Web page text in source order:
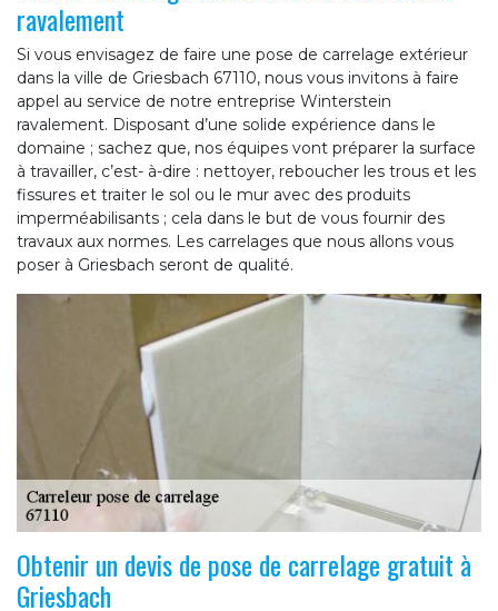
ravalement
Si vous envisagez de faire une pose de carrelage extérieur
dans la ville de Griesbach 67110, nous vous invitons à faire
appel au service de notre entreprise Winterstein
ravalement. Disposant d’une solide expérience dans le
domaine ; sachez que, nos équipes vont préparer la surface
à travailler, c’est- à-dire : nettoyer, reboucher les trous et les
fissures et traiter le sol ou le mur avec des produits
imperméabilisants ; cela dans le but de vous fournir des
travaux aux normes. Les carrelages que nous allons vous
poser à Griesbach seront de qualité.
Obtenir un devis de pose de carrelage gratuit à
Griesbach